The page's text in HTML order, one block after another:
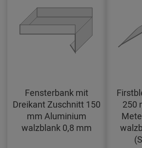
Fensterbank mit
Dreikant Zuschnitt 150
mm Aluminium
walzblank 0,8 mm
250